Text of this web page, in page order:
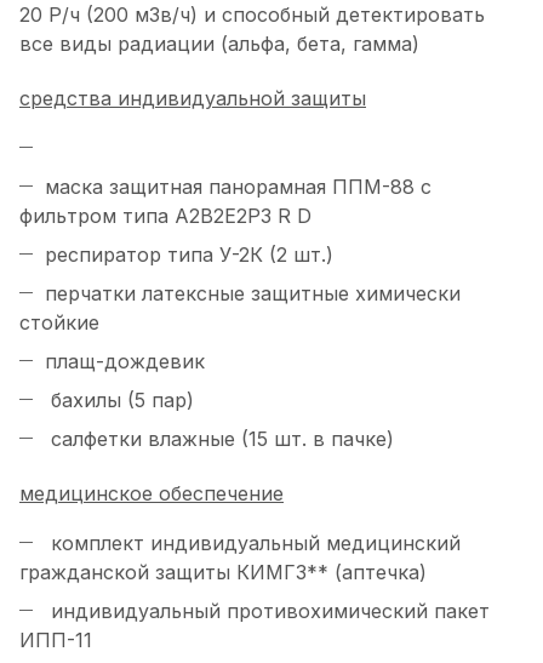
20 Р/ч (200 мЗв/ч) и способный детектировать
все виды радиации (альфа, бета, гамма)
средства индивидуальной защиты
маска защитная панорамная ППМ-88 с
фильтром типа А2В2Е2Р3 R D
респиратор типа У-2К (2 шт.)
перчатки латексные защитные химически
стойкие
плащ-дождевик
бахилы (5 пар)
салфетки влажные (15 шт. в пачке)
медицинское обеспечение
комплект индивидуальный медицинский
гражданской защиты КИМГЗ** (аптечка)
индивидуальный противохимический пакет
ИПП-11